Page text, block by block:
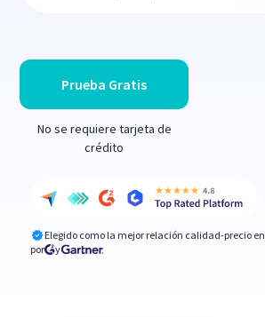
Prueba Gratis
No se requiere tarjeta de
crédito
Elegido como la mejor relación calidad-precio en
por
y